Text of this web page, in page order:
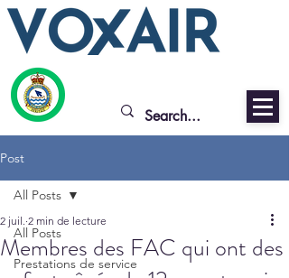
Post
All Posts
Prestations de service
All Posts
Membres des FAC qui ont des
2 juil. 2 min de lecture